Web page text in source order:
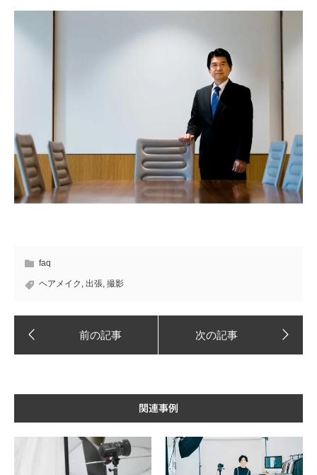
faq
ヘアメイク 出張 撮影
関連事例